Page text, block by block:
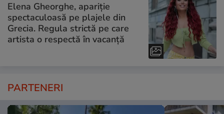
Elena Gheorghe, apariție
spectaculoasă pe plajele din
Grecia. Regula strictă pe care
artista o respectă în vacanță
PARTENERI